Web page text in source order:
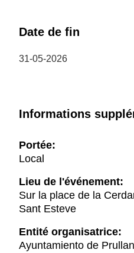
Date de fin
31-05-2026
Informations
Portée:
Local
Lieu de l'événement:
Sur la place de la
Sant Esteve
Entité organisatrice:
Ayuntamiento de